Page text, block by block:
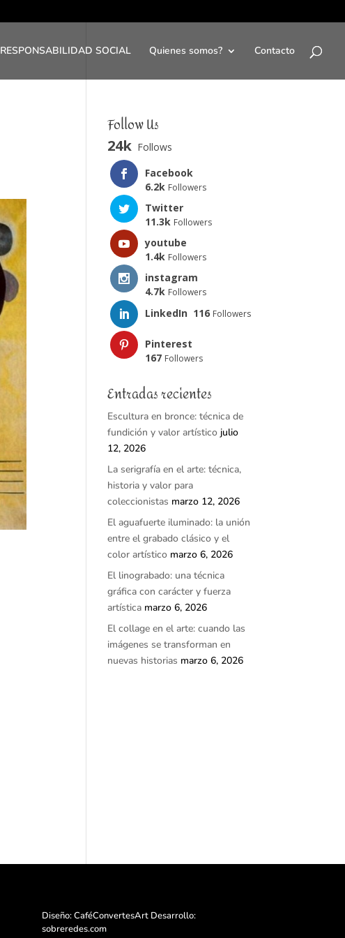
RESPONSABILIDAD SOCIAL Quienes somos? Contacto
Follow Us
24k Follows
Facebook
6.2k Followers
Twitter
11.3k Followers
youtube
1.4k Followers
instagram
4.7k Followers
LinkedIn 116 Followers
Pinterest
167 Followers
Entradas recientes
Escultura en bronce: técnica de
fundición y valor artístico julio
12, 2026
La serigrafía en el arte: técnica,
historia y valor para
coleccionistas marzo 12, 2026
El aguafuerte iluminado: la unión
entre el grabado clásico y el
color artístico marzo 6, 2026
El linograbado: una técnica
gráfica con carácter y fuerza
artística marzo 6, 2026
El collage en el arte: cuando las
imágenes se transforman en
nuevas historias marzo 6, 2026
Diseño: CaféConvertesArt Desarrollo:
sobreredes.com